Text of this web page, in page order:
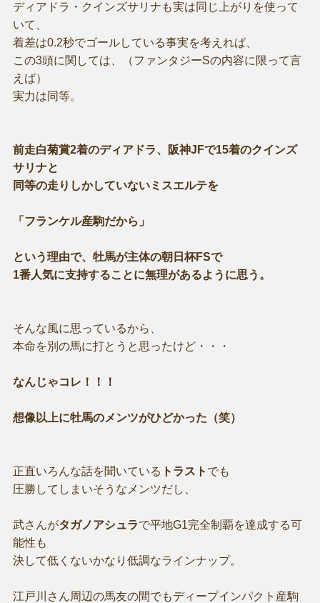
ディアドラ・クインズサリナも実は同じ上がりを使って
いて、
着差は0.2秒でゴールしている事実を考えれば、
この3頭に関しては、（ファンタジーSの内容に限って言
えば）
実力は同等。
前走白菊賞2着のディアドラ、阪神JFで15着のクインズ
サリナと
同等の走りしかしていないミスエルテを
「フランケル産駒だから」
という理由で、牡馬が主体の朝日杯FSで
1番人気に支持することに無理があるように思う。
そんな風に思っているから、
本命を別の馬に打とうと思ったけど・・・
なんじゃコレ！！！
想像以上に牡馬のメンツがひどかった（笑）
正直いろんな話を聞いている トラスト でも
圧勝してしまいそうなメンツだし、
武さんがタガノアシュラで平地G1完全制覇を達成する可
能性も
決して低くないかなり低調なラインナップ。
江戸川さん周辺の馬友の間でもディープインパクト産駒